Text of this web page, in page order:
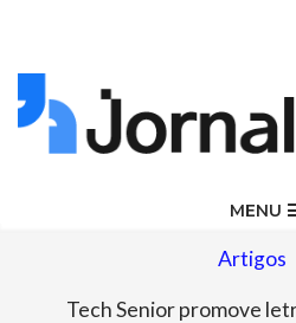
Skip
to
Jornal
Digital
MENU
Artigos
Tech Senior promove